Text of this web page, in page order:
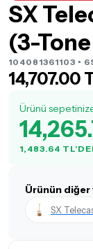
SX
(3-
104081361103 •
14,707.00
Ürünü
1,483.64
Ürünün diğer
SX